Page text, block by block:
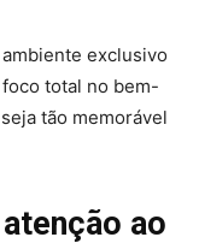
exclusivo
total no bem-
tão memorável
ao